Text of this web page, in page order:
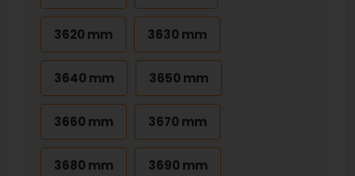
3620 mm 3630 mm
3640 mm 3650 mm
3660 mm 3670 mm
3680 mm 3690 mm